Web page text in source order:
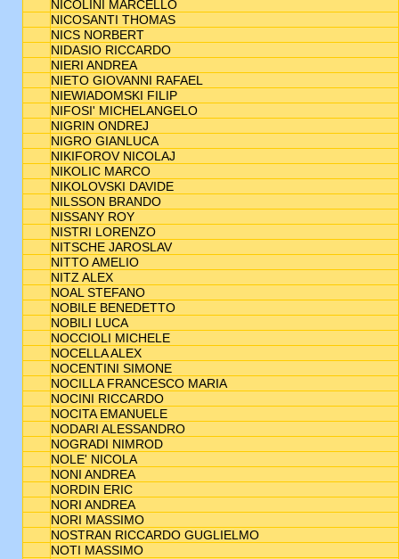
NICOLINI MARCELLO
NICOSANTI THOMAS
NICS NORBERT
NIDASIO RICCARDO
NIERI ANDREA
NIETO GIOVANNI RAFAEL
NIEWIADOMSKI FILIP
NIFOSI' MICHELANGELO
NIGRIN ONDREJ
NIGRO GIANLUCA
NIKIFOROV NICOLAJ
NIKOLIC MARCO
NIKOLOVSKI DAVIDE
NILSSON BRANDO
NISSANY ROY
NISTRI LORENZO
NITSCHE JAROSLAV
NITTO AMELIO
NITZ ALEX
NOAL STEFANO
NOBILE BENEDETTO
NOBILI LUCA
NOCCIOLI MICHELE
NOCELLA ALEX
NOCENTINI SIMONE
NOCILLA FRANCESCO MARIA
NOCINI RICCARDO
NOCITA EMANUELE
NODARI ALESSANDRO
NOGRADI NIMROD
NOLE' NICOLA
NONI ANDREA
NORDIN ERIC
NORI ANDREA
NORI MASSIMO
NOSTRAN RICCARDO GUGLIELMO
NOTI MASSIMO